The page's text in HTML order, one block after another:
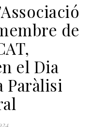
de
el Dia
Paràlisi